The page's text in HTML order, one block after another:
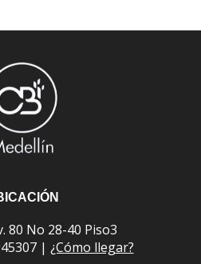
80 No 28-40 Piso3
| ¿Cómo llegar?